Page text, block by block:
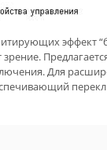
эффект
Для